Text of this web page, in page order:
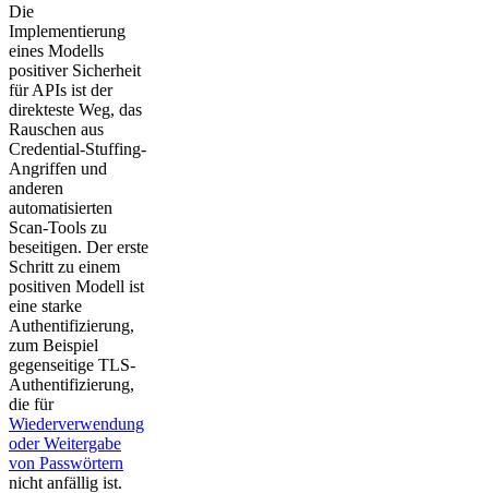
Die
Implementierung
eines Modells
positiver Sicherheit
für APIs ist der
direkteste Weg, das
Rauschen aus
Credential-Stuffing-
Angriffen und
anderen
automatisierten
Scan-Tools zu
beseitigen. Der erste
Schritt zu einem
positiven Modell ist
eine starke
Authentifizierung,
zum Beispiel
gegenseitige TLS-
Authentifizierung,
die für
Wiederverwendung
oder Weitergabe
von Passwörtern
nicht anfällig ist.